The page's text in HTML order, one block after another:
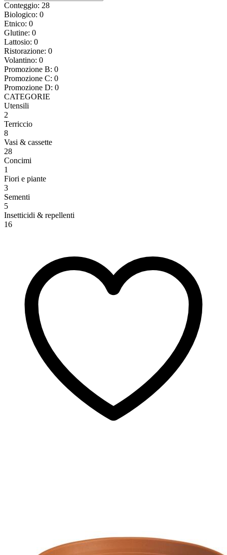
Conteggio: 28
Biologico: 0
Etnico: 0
Glutine: 0
Lattosio: 0
Ristorazione: 0
Volantino: 0
Promozione B: 0
Promozione C: 0
Promozione D: 0
CATEGORIE
Utensili
2
Terriccio
8
Vasi & cassette
28
Concimi
1
Fiori e piante
3
Sementi
5
Insetticidi & repellenti
16